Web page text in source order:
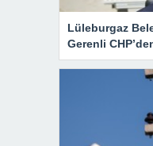
Lüleburgaz
Gerenli